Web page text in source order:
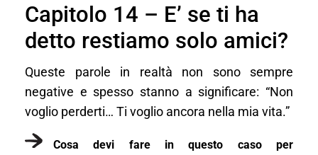
Capitolo 14 – E’ se ti ha
detto restiamo solo amici?
Queste parole in realtà non sono sempre
negative e spesso stanno a significare: “Non
voglio perderti… Ti voglio ancora nella mia vita.”
Cosa devi fare in questo caso per